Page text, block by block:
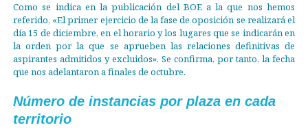
Como se indica en la publicación del BOE a la que nos hemos
referido, «El primer ejercicio de la fase de oposición se realizará el
día 15 de diciembre, en el horario y los lugares que se indicarán en
la orden por la que se aprueben las relaciones definitivas de
aspirantes admitidos y excluidos». Se confirma, por tanto, la fecha
que nos adelantaron a finales de octubre.
Número de instancias por plaza en cada
territorio